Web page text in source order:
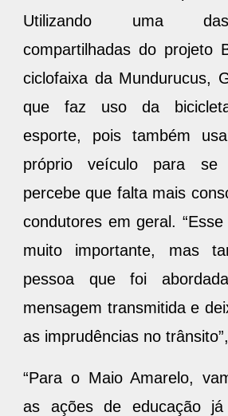
compartilhadas do projeto
ciclofaixa da Mundurucus,
que faz uso da
esporte, pois também
próprio veículo para se
percebe que falta mais
condutores em geral.
muito importante, mas
pessoa que foi
mensagem transmitida e
as imprudências no
“Para o Maio Amarelo,
as ações de educação já
pela Semob, sobretudo